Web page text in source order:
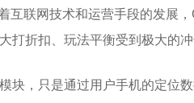
互联网技术和运营手段的发展
打折扣、玩法平衡受到极大的冲
块，只是通过用户手机的定位